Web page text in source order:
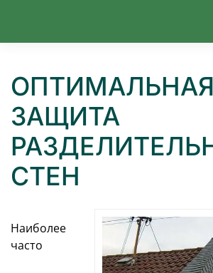
Перейти к содержимому
ОПТИМАЛЬНАЯ
ЗАЩИТА
СТЕН
Наиболее
часто